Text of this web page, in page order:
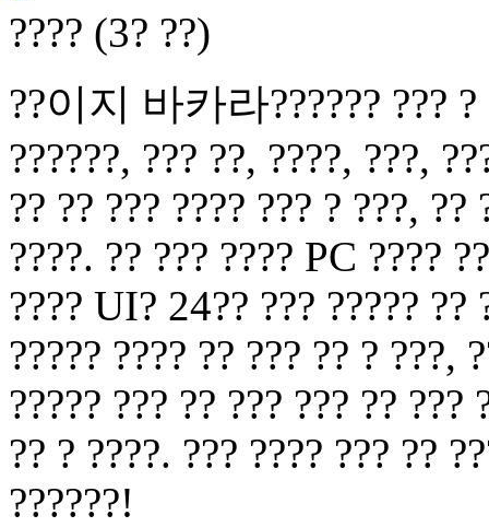
???? (3? ??)
??이지 바카라?????? ??? ?
??????, ??? ??, ????, ???,
?? ?? ??? ???? ??? ? ???, ??
????. ?? ??? ???? PC ????
???? UI? 24?? ??? ????? ??
????? ???? ?? ??? ?? ? ???,
????? ??? ?? ??? ??? ??
?? ? ????. ??? ???? ??? ??
??????!